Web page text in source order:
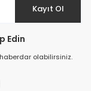
Kayıt Ol
Edin
olabilirsiniz.